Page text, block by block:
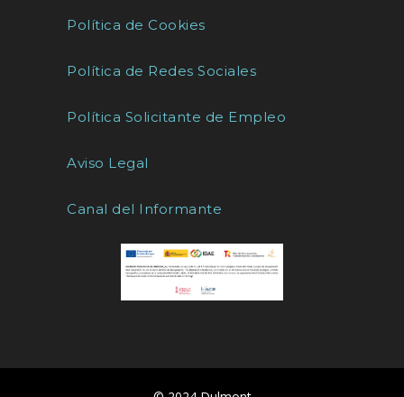
Política de Cookies
Política de Redes Sociales
Política Solicitante de Empleo
Aviso Legal
Canal del Informante